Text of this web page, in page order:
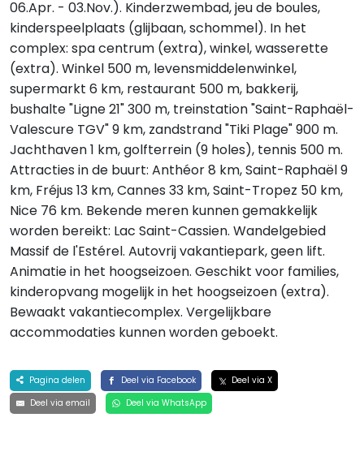
06.Apr. - 03.Nov.). Kinderzwembad, jeu de boules,
kinderspeelplaats (glijbaan, schommel). In het
complex: spa centrum (extra), winkel, wasserette
(extra). Winkel 500 m, levensmiddelenwinkel,
supermarkt 6 km, restaurant 500 m, bakkerij,
bushalte "Ligne 21" 300 m, treinstation "Saint-Raphaël-
Valescure TGV" 9 km, zandstrand "Tiki Plage" 900 m.
Jachthaven 1 km, golfterrein (9 holes), tennis 500 m.
Attracties in de buurt: Anthéor 8 km, Saint-Raphaël 9
km, Fréjus 13 km, Cannes 33 km, Saint-Tropez 50 km,
Nice 76 km. Bekende meren kunnen gemakkelijk
worden bereikt: Lac Saint-Cassien. Wandelgebied
Massif de l'Estérel. Autovrij vakantiepark, geen lift.
Animatie in het hoogseizoen. Geschikt voor families,
kinderopvang mogelijk in het hoogseizoen (extra).
Bewaakt vakantiecomplex. Vergelijkbare
accommodaties kunnen worden geboekt.
Pagina delen Deel via Facebook
Deel via X
Deel via email
Deel via WhatsApp